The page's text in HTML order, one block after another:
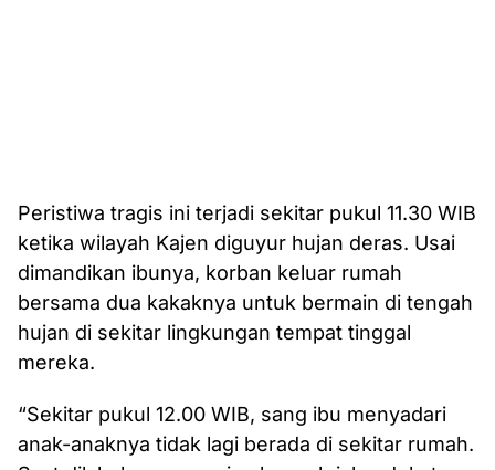
Peristiwa tragis ini terjadi sekitar pukul 11.30 WIB
ketika wilayah Kajen diguyur hujan deras. Usai
dimandikan ibunya, korban keluar rumah
bersama dua kakaknya untuk bermain di tengah
hujan di sekitar lingkungan tempat tinggal
mereka.
“Sekitar pukul 12.00 WIB, sang ibu menyadari
anak-anaknya tidak lagi berada di sekitar rumah.